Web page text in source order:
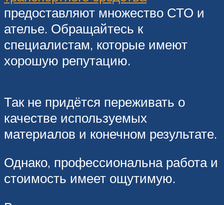
предоставляют множество СТО и
ателье. Обращайтесь к
специалистам, которые имеют
хорошую репутацию.
Так не придётся переживать о
качестве используемых
материалов и конечном результате.
Однако, профессиональна работа и
стоимость имеет ощутимую.